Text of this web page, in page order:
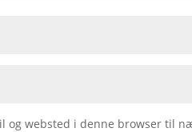
og websted i denne browser til